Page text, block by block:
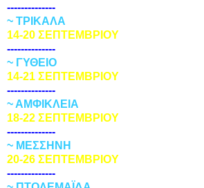
--------------
~ ΤΡΙΚΑΛΑ
14-20 ΣΕΠΤΕΜΒΡΙΟΥ
--------------
~ ΓΥΘΕΙΟ
14-21 ΣΕΠΤΕΜΒΡΙΟΥ
--------------
~ ΑΜΦΙΚΛΕΙΑ
18-22 ΣΕΠΤΕΜΒΡΙΟΥ
--------------
~ ΜΕΣΣΗΝΗ
20-26 ΣΕΠΤΕΜΒΡΙΟΥ
--------------